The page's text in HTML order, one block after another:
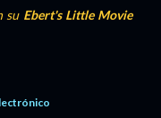
su Ebert's Little Movie